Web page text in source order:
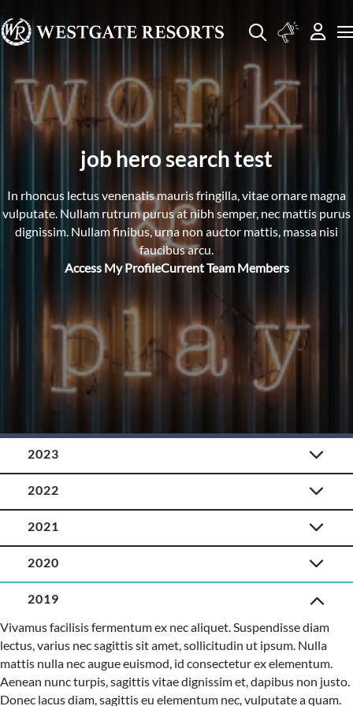
job hero search test
In rhoncus lectus venenatis mauris fringilla, vitae ornare magna
vulputate. Nullam rutrum purus at nibh semper, nec mattis purus
dignissim. Nullam finibus, urna non auctor mattis, massa nisi
faucibus arcu.
Access My ProfileCurrent Team Members
2023
2022
2021
2020
2019
Vivamus facilisis fermentum ex nec aliquet. Suspendisse diam
lectus, varius nec sagittis sit amet, sollicitudin ut ipsum. Nulla
mattis nulla nec augue euismod, id consectetur ex elementum.
Aenean nunc turpis, sagittis vitae dignissim et, dapibus non justo.
Donec lacus diam, sagittis eu elementum nec, vulputate a quam.